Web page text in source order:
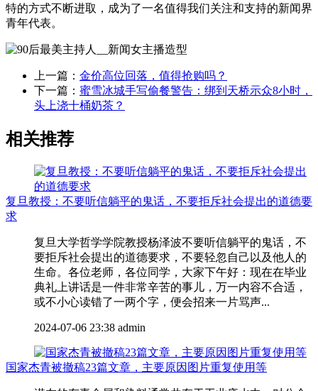
特的方式不断进取，成为了一名值得我们关注和支持的新闻界
青年代表。
上一篇： 金价高位回落，值得抢购吗？
下一篇： 蜜雪冰城手写偷餐警告：绑到天桥示众8小时，
头上浇十桶奶茶？
相关推荐
复旦教授：不要听信躺平的鬼话，不要拒斥社会提出的道德要
求
复旦大学哲学学院教授杨泽波不要听信躺平的鬼话，不
要拒斥社会提出的道德要求，不要轻忽自己以及他人的
生命。各位老师，各位同学，大家下午好：现在在毕业
典礼上讲话是一件非常辛苦的事儿，万一内容不合适，
或不小心读错了一两个字，便会招来一片骂声...
2024-07-06 23:38 admin
国家杰青被撤稿23篇文章，主要原因图片重复使用等